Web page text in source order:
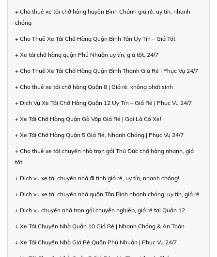
+ Cho thuê xe tải chở hàng huyện Bình Chánh giá rẻ, uy tín, nhanh
chóng
+ Cho Thuê Xe Tải Chở Hàng Quận Bình Tân Uy Tín – Giá Tốt
+ Xe tải chở hàng quận Phú Nhuận uy tín, giá tốt, 24/7
+ Cho Thuê Xe Tải Chở Hàng Quận Bình Thạnh Giá Rẻ | Phục Vụ 24/7
+ Cho thuê xe tải chở hàng Quận 8 | Giá rẻ, không phát sinh
+ Dịch Vụ Xe Tải Chở Hàng Quận 12 Uy Tín – Giá Rẻ | Phục Vụ 24/7
+ Xe Tải Chở Hàng Quận Gò Vấp Giá Rẻ | Gọi Là Có Xe!
+ Xe Tải Chở Hàng Quận 5 Giá Rẻ, Nhanh Chóng | Phục Vụ 24/7
+ Cho thuê xe tải chuyển nhà trọn gói Thủ Đức chở hàng nhanh, giá
tốt
+ Dịch vụ xe tải chuyển nhà đi tỉnh giá rẻ, uy tín, nhanh chóng!
+ Dịch vụ xe tải chuyển nhà quận Tân Bình nhanh chóng, uy tín, giá rẻ
+ Dịch vụ chuyển nhà trọn gói chuyên nghiệp, giá rẻ tại Quận 12
+ Xe Tải Chuyển Nhà Quận 10 Giá Rẻ | Nhanh Chóng & An Toàn
+ Xe Tải Chuyển Nhà Giá Rẻ Quận Phú Nhuận | Phục Vụ 24/7